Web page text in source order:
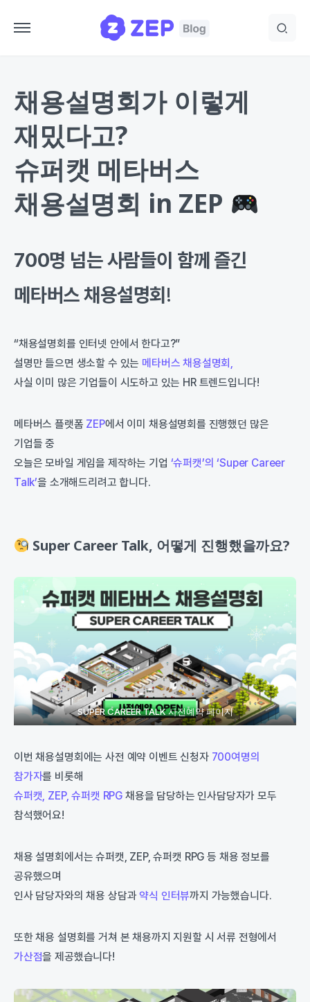
채용설명회가 이렇게
재밌다고?
슈퍼캣 메타버스
채용설명회 in ZEP
700명 넘는 사람들이 함께 즐긴
메타버스 채용설명회 !
“채용설명회를 인터넷 안에서 한다고?”
설명만 들으면 생소할 수 있는 메타버스 채용설명회,
사실 이미 많은 기업들이 시도하고 있는 HR 트렌드입니다!
메타버스 플랫폼 ZEP에서 이미 채용설명회를 진행했던 많은
기업들 중
오늘은 모바일 게임을 제작하는 기업 ‘슈퍼캣’의 ‘Super Career
Talk’을 소개해드리려고 합니다.
Super Career Talk, 어떻게 진행했을까요?
SUPER CAREER TALK 사전예약 페이지
이번 채용설명회에는 사전 예약 이벤트 신청자 700여명의
참가자를 비롯해
슈퍼캣, ZEP, 슈퍼캣 RPG 채용을 담당하는 인사담당자가 모두
참석했어요!
채용 설명회에서는 슈퍼캣, ZEP, 슈퍼캣 RPG 등 채용 정보를
공유했으며
인사 담당자와의 채용 상담과약식 인터뷰까지 가능했습니다.
또한 채용 설명회를 거쳐 본 채용까지 지원할 시 서류 전형에서
가산점을 제공했습니다!